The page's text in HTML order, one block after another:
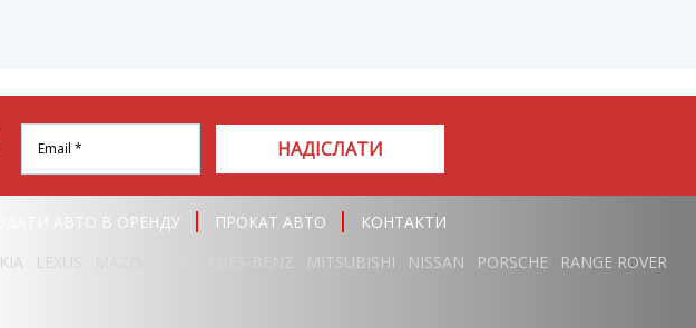
НАДІСЛАТИ
ЗДАТИ АВТО В ОРЕНДУ ПРОКАТ АВТО
КОНТАКТИ
KIA LEXUS MITSUBISHI NISSAN PORSCHE
RANGE ROVER